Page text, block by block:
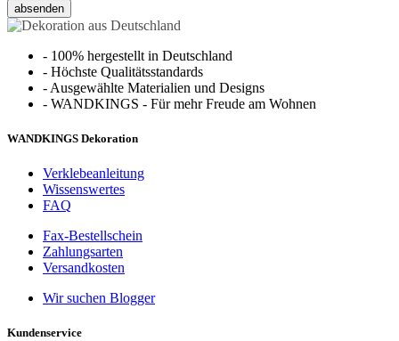
absenden
- 100% hergestellt in Deutschland
- Höchste Qualitätsstandards
- Ausgewählte Materialien und Designs
- WANDKINGS - Für mehr Freude am Wohnen
WANDKINGS Dekoration
Verklebeanleitung
Wissenswertes
FAQ
Fax-Bestellschein
Zahlungsarten
Versandkosten
Wir suchen Blogger
Kundenservice